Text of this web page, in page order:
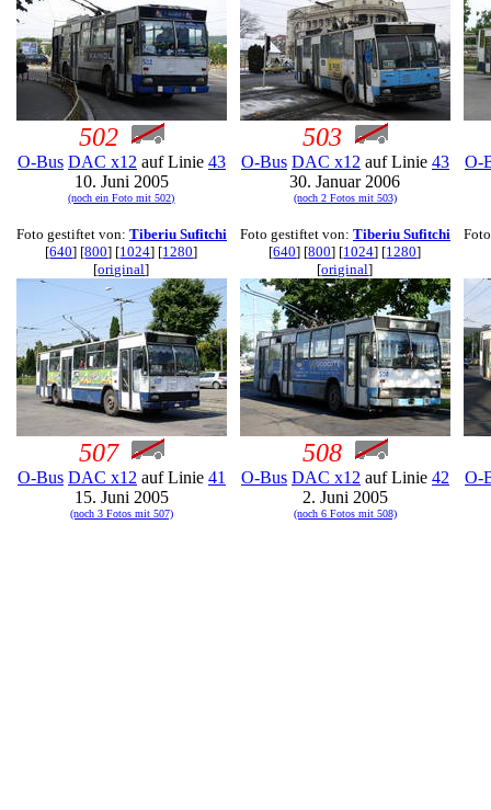
502
O-Bus DAC x12 auf Linie 43
10. Juni 2005
(noch ein Foto mit 502)
503
O-Bus DAC x12 auf Linie 43
30. Januar 2006
(noch 2 Fotos mit 503)
O-
Foto gestiftet von: Tiberiu Sufitchi
[640] [800] [1024] [1280]
[original]
507
O-Bus DAC x12 auf Linie 41
15. Juni 2005
(noch 3 Fotos mit 507)
Foto gestiftet von: Tiberiu Sufitchi
[640] [800] [1024] [1280]
[original]
508
O-Bus DAC x12 auf Linie 42
2. Juni 2005
(noch 6 Fotos mit 508)
O-